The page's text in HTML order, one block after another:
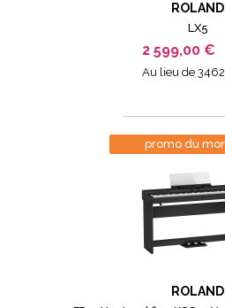
ROLAND
LX5
2 599,00 €
Au lieu de
promo du
ROLAND